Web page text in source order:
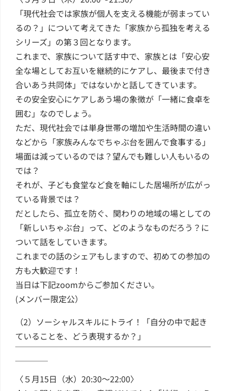
「現代社会では家族が個人を支える機能が弱まってい
るの？」について考えてきた「家族から孤独を考える
シリーズ」の第３回となります。
これまで、家族について話す中で、家族とは「安心安
全な場としてお互いを継続的にケアし、最後まで付き
合いあう共同体」ではないかと話してきています。
その安全安心にケアしあう場の象徴が「一緒に食卓を
囲む」なのでしょう。
ただ、現代社会では単身世帯の増加や生活時間の違い
などから「家族みんなでちゃぶ台を囲んで食事する」
場面は減っているのでは？望んでも難しい人もいるの
では？
それが、子ども食堂など食を軸にした居場所が広がっ
ている背景では？
だとしたら、孤立を防ぐ、関わりの地域の場としての
「新しいちゃぶ台」って、どのようなものだろう？に
ついて話をしていきます。
これまでの話のシェアもしますので、初めての参加の
方も大歓迎です！
当日は下記zoomからご参加ください。
(メンバー限定公）
（2）ソーシャルスキルにトライ！「自分の中で起き
ていることを、どう表現するか？」
￣￣￣￣￣￣￣￣￣￣￣￣￣￣￣￣￣￣￣￣￣￣￣￣
￣￣￣￣
〈５月15日（水）20:30～22:00〉